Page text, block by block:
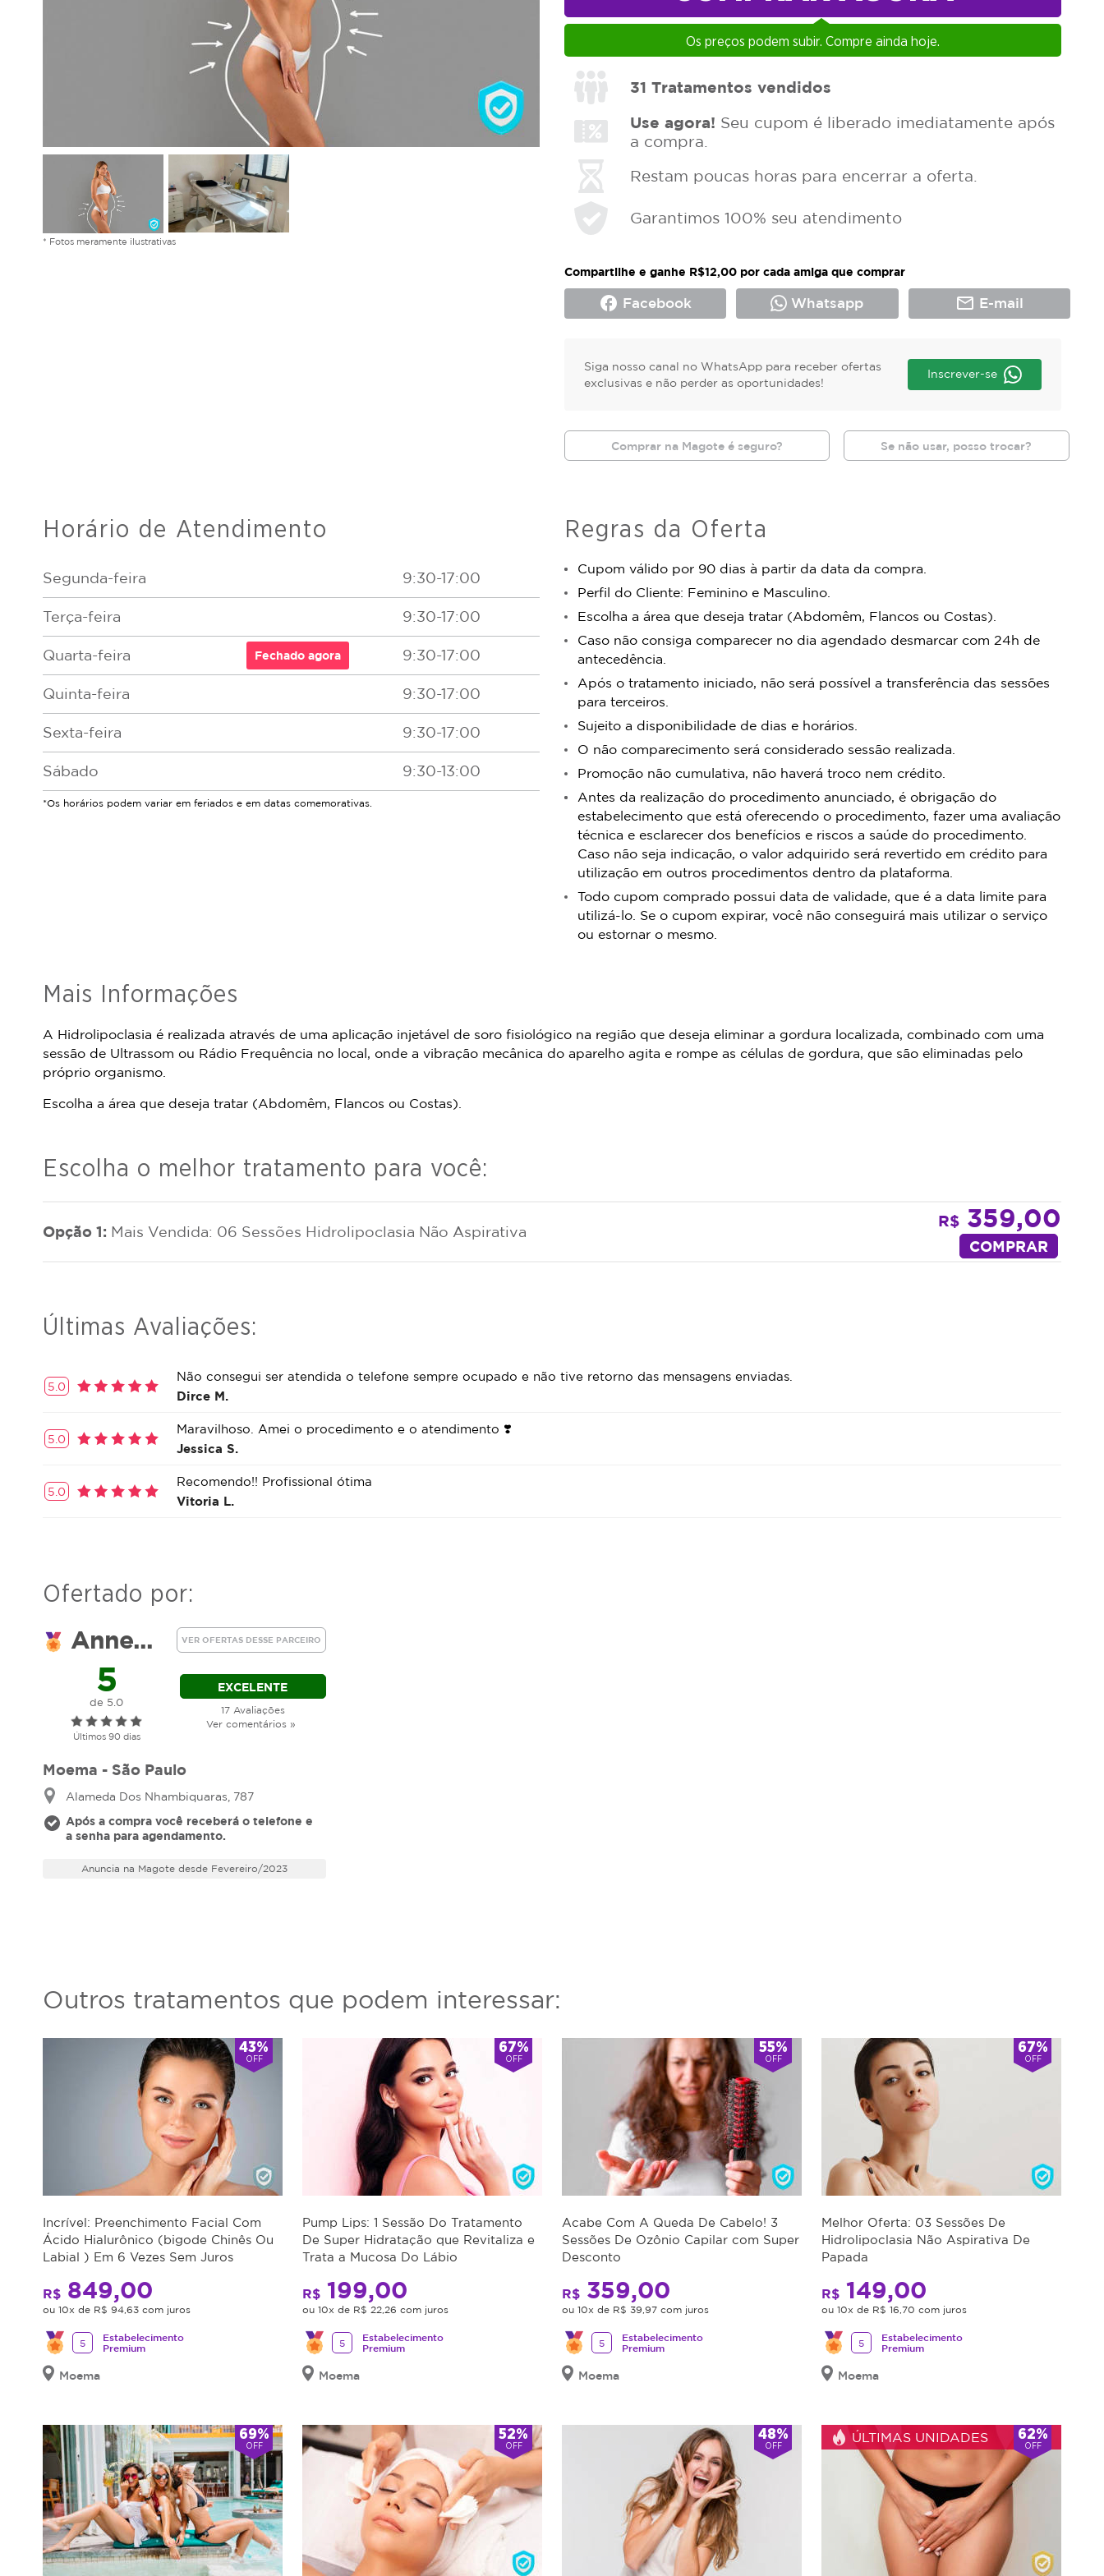
* Fotos meramente ilustrativas
Os preços podem subir. Compre ainda hoje.
31 Tratamentos vendidos
Use agora! Seu cupom é liberado imediatamente após
a compra.
Restam poucas horas para encerrar a oferta.
Garantimos 100% seu atendimento
Compartilhe e ganhe R$12,00 por cada amiga que comprar
facebook Facebook Whatsapp mail_outline E-mail
Siga nosso canal no WhatsApp para receber ofertas
exclusivas e não perder as oportunidades!
Inscrever-se
Comprar na Magote é seguro? Se não usar, posso trocar?
Horário de Atendimento
Segunda-feira 9:30-17:00
Terça-feira 9:30-17:00
Quarta-feira Fechado agora 9:30-17:00
Quinta-feira 9:30-17:00
Sexta-feira 9:30-17:00
Sábado 9:30-13:00
*Os horários podem variar em feriados e em datas comemorativas.
Regras da Oferta
Cupom válido por 90 dias à partir da data da compra.
Perfil do Cliente: Feminino e Masculino.
Escolha a área que deseja tratar (Abdomêm, Flancos ou Costas).
Caso não consiga comparecer no dia agendado desmarcar com 24h de
antecedência.
Após o tratamento iniciado, não será possível a transferência das sessões
para terceiros.
Sujeito a disponibilidade de dias e horários.
O não comparecimento será considerado sessão realizada.
Promoção não cumulativa, não haverá troco nem crédito.
Antes da realização do procedimento anunciado, é obrigação do
estabelecimento que está oferecendo o procedimento, fazer uma avaliação
técnica e esclarecer dos benefícios e riscos a saúde do procedimento.
Caso não seja indicação, o valor adquirido será revertido em crédito para
utilização em outros procedimentos dentro da plataforma.
Todo cupom comprado possui data de validade, que é a data limite para
utilizá-lo. Se o cupom expirar, você não conseguirá mais utilizar o serviço
ou estornar o mesmo.
Mais Informações
A Hidrolipoclasia é realizada através de uma aplicação injetável de soro fisiológico na região que deseja eliminar a gordura localizada, combinado com uma
sessão de Ultrassom ou Rádio Frequência no local, onde a vibração mecânica do aparelho agita e rompe as células de gordura, que são eliminadas pelo
próprio organismo.
Escolha a área que deseja tratar (Abdomêm, Flancos ou Costas).
Escolha o melhor tratamento para você:
Opção 1: Mais Vendida: 06 Sessões Hidrolipoclasia Não Aspirativa
R$ 359,00
COMPRAR
Últimas Avaliações:
5.0
Não consegui ser atendida o telefone sempre ocupado e não tive retorno das mensagens enviadas.
Dirce M.
5.0
Maravilhoso. Amei o procedimento e o atendimento ❣️
Jessica S.
5.0
Recomendo!! Profissional ótima
Vitoria L.
Ofertado por:
Anne... VER OFERTAS DESSE PARCEIRO
5
de 5.0
Últimos 90 dias
EXCELENTE
17 Avaliações
Ver comentários »
Moema - São Paulo
Alameda Dos Nhambiquaras, 787
Após a compra você receberá o telefone e
a senha para agendamento.
Anuncia na Magote desde Fevereiro/2023
Outros tratamentos que podem interessar:
43%
OFF
Incrível: Preenchimento Facial Com
Ácido Hialurônico (bigode Chinês Ou
Labial ) Em 6 Vezes Sem Juros
R$ 849,00
ou 10x de R$ 94,63 com juros
5
Estabelecimento
Premium
Moema
67%
OFF
Pump Lips: 1 Sessão Do Tratamento
De Super Hidratação que Revitaliza e
Trata a Mucosa Do Lábio
R$ 199,00
ou 10x de R$ 22,26 com juros
5
Estabelecimento
Premium
Moema
55%
OFF
Acabe Com A Queda De Cabelo! 3
Sessões De Ozônio Capilar com Super
Desconto
R$ 359,00
ou 10x de R$ 39,97 com juros
5
Estabelecimento
Premium
Moema
67%
OFF
Melhor Oferta: 03 Sessões De
Hidrolipoclasia Não Aspirativa De
Papada
R$ 149,00
ou 10x de R$ 16,70 com juros
5
Estabelecimento
Premium
Moema
69%
OFF
52%
OFF
48%
OFF
ÚLTIMAS UNIDADES 62%
OFF